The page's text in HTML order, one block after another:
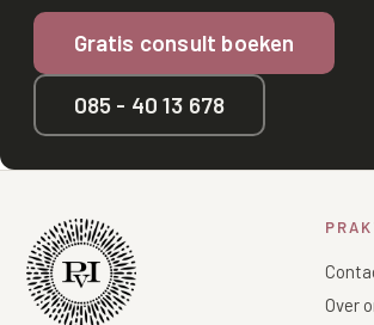
Gratis consult boeken
085 - 40 13 678
Over